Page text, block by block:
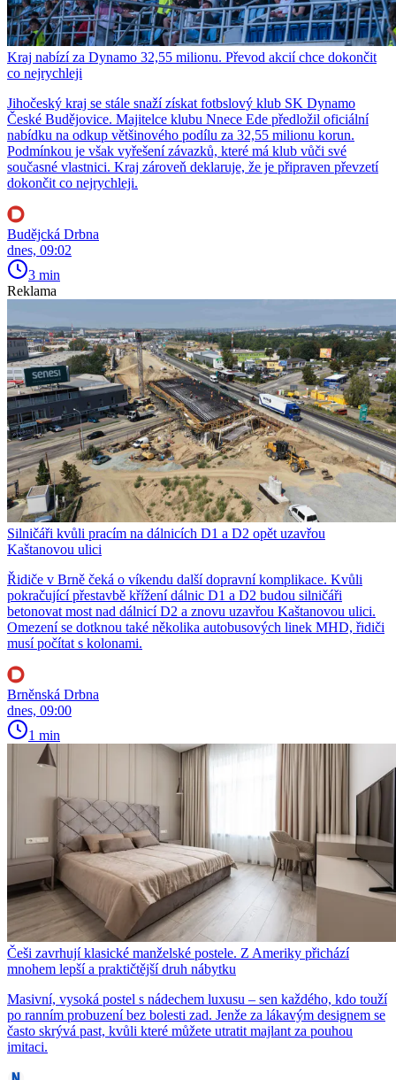
Kraj nabízí za Dynamo 32,55 milionu. Převod akcií chce dokončit
co nejrychleji
Jihočeský kraj se stále snaží získat fotbslový klub SK Dynamo
České Budějovice. Majitelce klubu Nnece Ede předložil oficiální
nabídku na odkup většinového podílu za 32,55 milionu korun.
Podmínkou je však vyřešení závazků, které má klub vůči své
současné vlastnici. Kraj zároveň deklaruje, že je připraven převzetí
dokončit co nejrychleji.
Budějcká Drbna
dnes, 09:02
3 min
Reklama
Silničáři kvůli pracím na dálnicích D1 a D2 opět uzavřou
Kaštanovou ulici
Řidiče v Brně čeká o víkendu další dopravní komplikace. Kvůli
pokračující přestavbě křížení dálnic D1 a D2 budou silničáři
betonovat most nad dálnicí D2 a znovu uzavřou Kaštanovou ulici.
Omezení se dotknou také několika autobusových linek MHD, řidiči
musí počítat s kolonami.
Brněnská Drbna
dnes, 09:00
1 min
Češi zavrhují klasické manželské postele. Z Ameriky přichází
mnohem lepší a praktičtější druh nábytku
Masivní, vysoká postel s nádechem luxusu – sen každého, kdo touží
po ranním probuzení bez bolesti zad. Jenže za lákavým designem se
často skrývá past, kvůli které můžete utratit majlant za pouhou
imitaci.